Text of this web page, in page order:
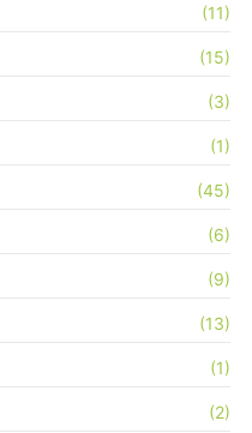
(11)
(15)
(3)
(1)
(45)
(6)
(9)
(13)
(1)
(2)